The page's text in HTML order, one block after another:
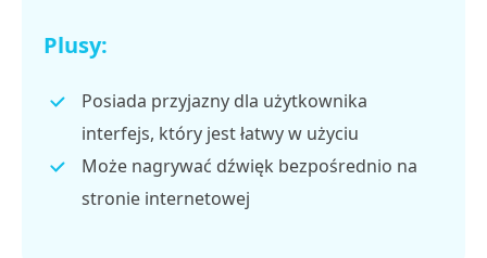
Plusy:
Posiada przyjazny dla użytkownika
interfejs, który jest łatwy w użyciu
Może nagrywać dźwięk bezpośrednio na
stronie internetowej